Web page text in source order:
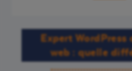
Expert WordPress
web : quelle